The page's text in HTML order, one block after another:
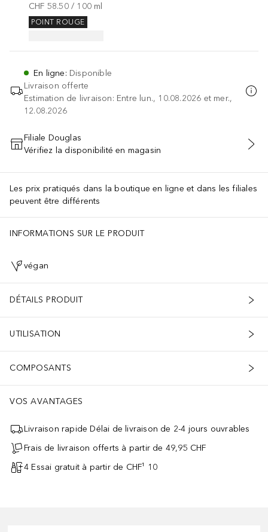
CHF 58.50 / 100 ml
POINT ROUGE
En ligne: Disponible
Livraison offerte
Estimation de livraison: Entre lun., 10.08.2026 et mer.,
12.08.2026
AJOUTER AU PANIER
Filiale Douglas
Vérifiez la disponibilité en magasin
Les prix pratiqués dans la boutique en ligne et dans les filiales
peuvent être différents
INFORMATIONS SUR LE PRODUIT
végan
DÉTAILS PRODUIT
UTILISATION
COMPOSANTS
VOS AVANTAGES
Livraison rapide Délai de livraison de 2-4 jours ouvrables
Frais de livraison offerts à partir de 49,95 CHF
4 Essai gratuit à partir de CHF¹ 10